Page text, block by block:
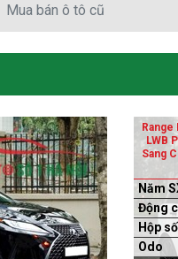
Mua bán ô tô cũ
LWB
Sang
Năm
Động
Hộp số
Odo